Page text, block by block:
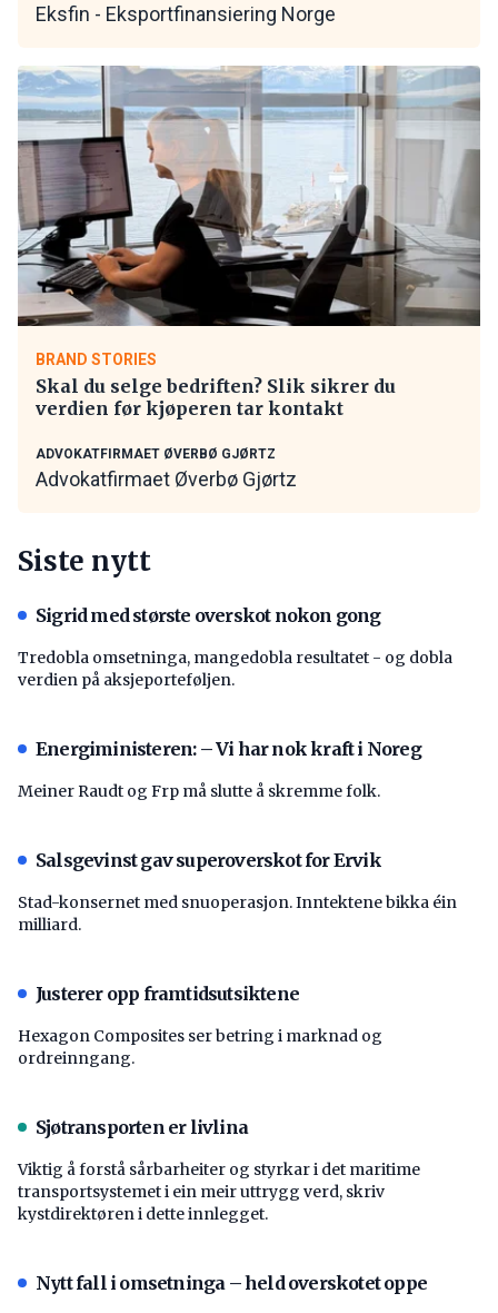
Eksfin - Eksportfinansiering Norge
BRAND STORIES
Skal du selge bedriften? Slik sikrer du
verdien før kjøperen tar kontakt
ADVOKATFIRMAET ØVERBØ GJØRTZ
Advokatfirmaet Øverbø Gjørtz
Siste nytt
Sigrid med største overskot nokon gong
Tredobla omsetninga, mangedobla resultatet - og dobla
verdien på aksjeporteføljen.
Energiministeren: – Vi har nok kraft i Noreg
Meiner Raudt og Frp må slutte å skremme folk.
Salsgevinst gav superoverskot for Ervik
Stad-konsernet med snuoperasjon. Inntektene bikka éin
milliard.
Justerer opp framtidsutsiktene
Hexagon Composites ser betring i marknad og
ordreinngang.
Sjøtransporten er livlina
Viktig å forstå ­sårbarheiter og styrkar i det maritime
transport­systemet i ein meir uttrygg verd, skriv
kystdirektøren i dette innlegget.
Nytt fall i omsetninga – held overskotet oppe